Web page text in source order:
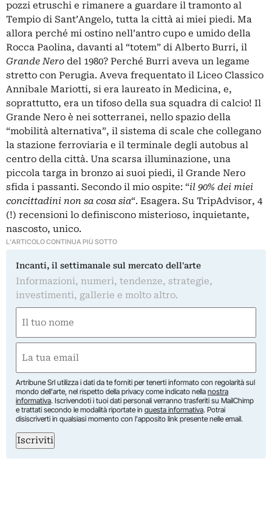
pozzi etruschi e rimanere a guardare il tramonto al
Tempio di Sant’Angelo, tutta la città ai miei piedi. Ma
allora perché mi ostino nell’antro cupo e umido della
Rocca Paolina, davanti al “totem” di Alberto Burri, il
Grande Nero del 1980? Perché Burri aveva un legame
stretto con Perugia. Aveva frequentato il Liceo Classico
Annibale Mariotti, si era laureato in Medicina, e,
soprattutto, era un tifoso della sua squadra di calcio! Il
Grande Nero è nei sotterranei, nello spazio della
“mobilità alternativa”, il sistema di scale che collegano
la stazione ferroviaria e il terminale degli autobus al
centro della città. Una scarsa illuminazione, una
piccola targa in bronzo ai suoi piedi, il Grande Nero
sfida i passanti. Secondo il mio ospite: “il 90% dei miei
concittadini non sa cosa sia“. Esagera. Su TripAdvisor, 4
(!) recensioni lo definiscono misterioso, inquietante,
nascosto, unico.
L'ARTICOLO CONTINUA PIÙ SOTTO
Incanti, il settimanale sul mercato dell'arte
Informazioni, numeri, tendenze, strategie,
investimenti, gallerie e molto altro.
(Obbligatorio)
Nome
(Obbligatorio)
Artribune Srl utilizza i dati da te forniti per tenerti informato con regolarità sul
mondo dell'arte, nel rispetto della privacy come indicato nella nostra
informativa. Iscrivendoti i tuoi dati personali verranno trasferiti su MailChimp
e trattati secondo le modalità riportate in questa informativa. Potrai
disiscriverti in qualsiasi momento con l'apposito link presente nelle email.
Iscriviti